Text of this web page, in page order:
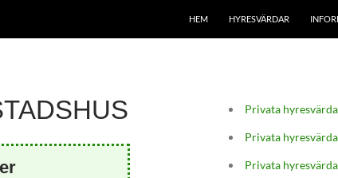
HEM HYRESVÄRDAR
Privata
Privata
Privata